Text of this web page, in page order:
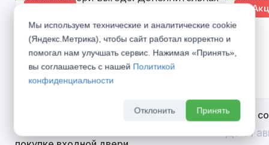
Открой двери выгоде. Дополнительная
скидка 10% на межкомнатные двери при
%
Divilux
До 31
Мы используем технические и аналитические cookie
(Яндекс.Метрика), чтобы сайт работал корректно и
помогал нам улучшать сервис. Нажимая «Принять»,
вы соглашаетесь с нашей Политикой
конфиденциальности
Отклонить Принять